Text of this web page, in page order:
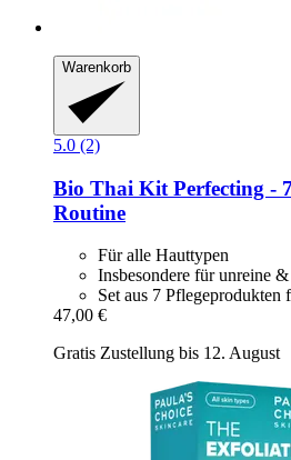
Warenkorb
5.0 (2)
Bio Thai Kit Perfecting -​
Routine
Für alle Hauttypen
Insbesondere für unreine
Set aus 7 Pflegeprodukten
47,00 €
Gratis Zustellung bis 12. August